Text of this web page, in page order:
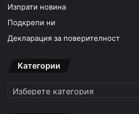
Изпрати новина
Подкрепи ни
Декларация за поверителност
Категории
Категории